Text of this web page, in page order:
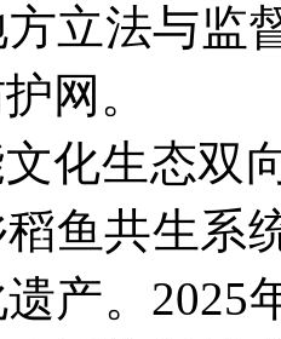
立法与监
网。
化生态双
鱼共生系
产。2025